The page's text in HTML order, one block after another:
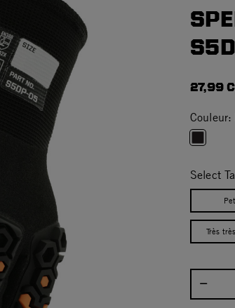
27,99
Couleur:
Select
Très
Select